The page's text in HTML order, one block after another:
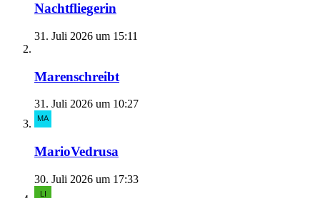
Nachtfliegerin
31. Juli 2026 um 15:11
Marenschreibt
31. Juli 2026 um 10:27
MarioVedrusa
30. Juli 2026 um 17:33